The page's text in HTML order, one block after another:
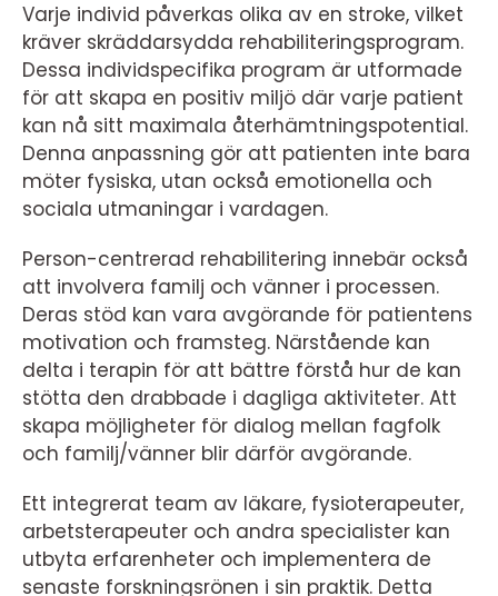
Varje individ påverkas olika av en stroke, vilket
kräver skräddarsydda rehabiliteringsprogram.
Dessa individspecifika program är utformade
för att skapa en positiv miljö där varje patient
kan nå sitt maximala återhämtningspotential.
Denna anpassning gör att patienten inte bara
möter fysiska, utan också emotionella och
sociala utmaningar i vardagen.
Person-centrerad rehabilitering innebär också
att involvera familj och vänner i processen.
Deras stöd kan vara avgörande för patientens
motivation och framsteg. Närstående kan
delta i terapin för att bättre förstå hur de kan
stötta den drabbade i dagliga aktiviteter. Att
skapa möjligheter för dialog mellan fagfolk
och familj/vänner blir därför avgörande.
Ett integrerat team av läkare, fysioterapeuter,
arbetsterapeuter och andra specialister kan
utbyta erfarenheter och implementera de
senaste forskningsrönen i sin praktik. Detta